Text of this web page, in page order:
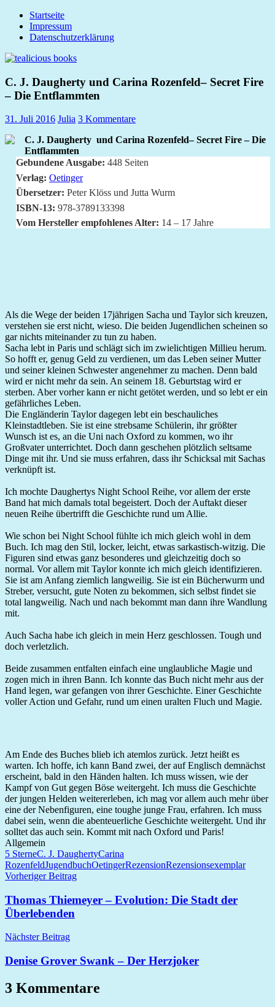
Zum
Inhalt
springen
tealicious
books
Startseite
Impressum
Datenschutzerklärung
C. J. Daugherty und Carina Rozenfeld– Secret Fire
– Die Entflammten
31. Juli 2016 Julia 3 Kommentare
C. J. Daugherty und Carina Rozenfeld– Secret Fire – Die
Entflammten
Gebundene Ausgabe: 448 Seiten
Verlag: Oetinger
Übersetzer: Peter Klöss und Jutta Wurm
ISBN-13: 978-3789133398
Vom Hersteller empfohlenes Alter: 14 – 17 Jahre
Als die Wege der beiden 17jährigen Sacha und Taylor sich kreuzen,
verstehen sie erst nicht, wieso. Die beiden Jugendlichen scheinen so
gar nichts miteinander zu tun zu haben.
Sacha lebt in Paris und schlägt sich im zwielichtigen Millieu herum.
So hofft er, genug Geld zu verdienen, um das Leben seiner Mutter
und seiner kleinen Schwester angenehmer zu machen. Denn bald
wird er nicht mehr da sein. An seinem 18. Geburtstag wird er
sterben. Aber vorher kann er nicht getötet werden, und so lebt er ein
gefährliches Leben.
Die Engländerin Taylor dagegen lebt ein beschauliches
Kleinstadtleben. Sie ist eine strebsame Schülerin, ihr größter
Wunsch ist es, an die Uni nach Oxford zu kommen, wo ihr
Großvater unterrichtet. Doch dann geschehen plötzlich seltsame
Dinge mit ihr. Und sie muss erfahren, dass ihr Schicksal mit Sachas
verknüpft ist.
Ich mochte Daughertys Night School Reihe, vor allem der erste
Band hat mich damals total begeistert. Doch der Auftakt dieser
neuen Reihe übertrifft die Geschichte rund um Allie.
Wie schon bei Night School fühlte ich mich gleich wohl in dem
Buch. Ich mag den Stil, locker, leicht, etwas sarkastisch-witzig. Die
Figuren sind etwas ganz besonderes und gleichzeitig doch so
normal. Vor allem mit Taylor konnte ich mich gleich identifizieren.
Sie ist am Anfang ziemlich langweilig. Sie ist ein Bücherwurm und
Streber, versucht, gute Noten zu bekommen, sich selbst findet sie
total langweilig. Nach und nach bekommt man dann ihre Wandlung
mit.
Auch Sacha habe ich gleich in mein Herz geschlossen. Tough und
doch verletzlich.
Beide zusammen entfalten einfach eine unglaubliche Magie und
zogen mich in ihren Bann. Ich konnte das Buch nicht mehr aus der
Hand legen, war gefangen von ihrer Geschichte. Einer Geschichte
voller Action und Gefahr, rund um einen uralten Fluch und Magie.
Am Ende des Buches blieb ich atemlos zurück. Jetzt heißt es
warten. Ich hoffe, ich kann Band zwei, der auf Englisch demnächst
erscheint, bald in den Händen halten. Ich muss wissen, wie der
Kampf von Gut gegen Böse weitergeht. Ich muss die Geschichte
der jungen Helden weitererleben, ich mag vor allem auch mehr über
eine der Nebenfiguren, eine toughe junge Frau, erfahren. Ich muss
dabei sein, wenn die abenteuerliche Geschichte weitergeht. Und ihr
solltet das auch sein. Kommt mit nach Oxford und Paris!
Allgemein
5 SterneC. J. DaughertyCarina
RozenfeldJugendbuchOetingerRezensionRezensionsexemplar
Beitragsnavigation
Vorheriger Beitrag
Thomas Thiemeyer – Evolution: Die Stadt der
Überlebenden
Nächster Beitrag
Denise Grover Swank – Der Herzjoker
3 Kommentare